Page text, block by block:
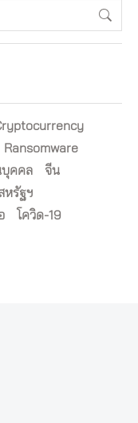
Ransomware
บุคคล
จีน
หรัฐฯ
โควิด-19